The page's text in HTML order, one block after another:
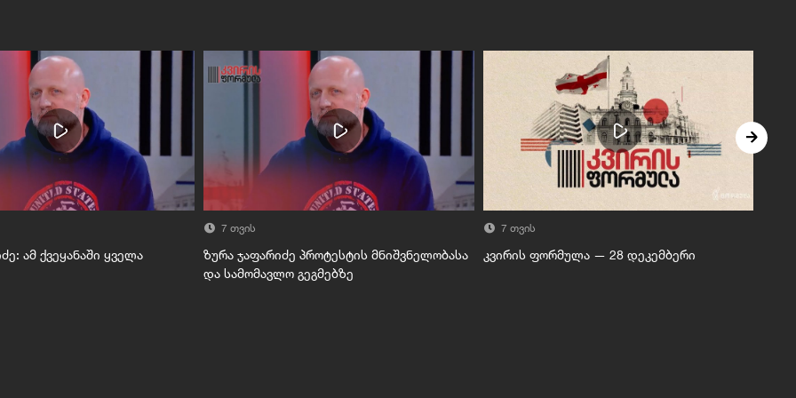
ამ ქვეყანაში ყველა
7 თვის
ზურა ჯაფარიძე პროტესტის მნიშვნელობასა
და სამომავლო გეგმებზე
7 თვის
კვირის ფორმულა — 28 დეკემბერი